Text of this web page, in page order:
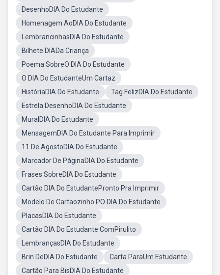
DesenhoDIA Do Estudante
Homenagem AoDIA Do Estudante
LembrancinhasDIA Do Estudante
Bilhete DIADa Criança
Poema SobreO DIA Do Estudante
O DIA Do EstudanteUm Cartaz
HistóriaDIA Do Estudante
Tag FelizDIA Do Estudante
Estrela DesenhoDIA Do Estudante
MuralDIA Do Estudante
MensagemDIA Do Estudante Para Imprimir
11 De AgostoDIA Do Estudante
Marcador De PáginaDIA Do Estudante
Frases SobreDIA Do Estudante
Cartão DIA Do EstudantePronto Pra Imprimir
Modelo De Cartaozinho PO DIA Do Estudante
PlacasDIA Do Estudante
Cartão DIA Do Estudante ComPirulito
LembrançasDIA Do Estudante
Brin DeDIA Do Estudante
Carta ParaUm Estudante
Cartão Para BisDIA Do Estudante